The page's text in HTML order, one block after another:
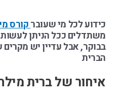
כידוע לכל מי שעוברקורס
משתדלים ככל הניתן
בבוקר, אבל עדיין יש
הברית
איחור של ברית